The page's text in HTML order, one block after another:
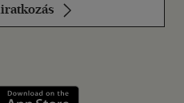
LinkedInen
Szerezd meg: Google